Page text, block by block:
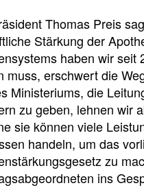
Thomas Preis
Stärkung der
haben wir seit
muss, erschwert die
Ministeriums, die
zu geben, lehnen wir
sie können viele
handeln, um das
zu
ins